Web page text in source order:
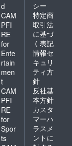
d
CAM
PFI
RE
for
Ente
rtain
men
t
CAM
PFI
RE
for
Spor
ts
シー
特定商
取引法
に基づ
く表記
情報セ
キュリ
ティ方
針
反社基
本方針
カスタ
マーハ
ラスメ
ントに